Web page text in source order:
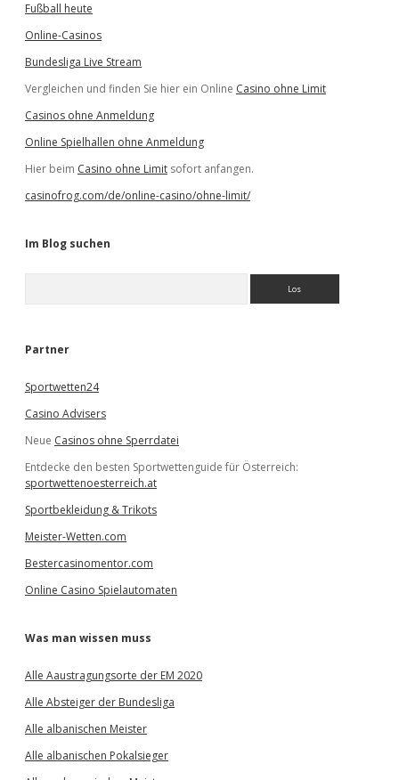
Fußball heute
Online-Casinos
Bundesliga Live Stream
Vergleichen und finden Sie hier ein Online Casino ohne Limit
Casinos ohne Anmeldung
Online Spielhallen ohne Anmeldung
Hier beim Casino ohne Limit sofort anfangen.
casinofrog.com/de/online-casino/ohne-limit/
Im Blog suchen
e
Partner
Sportwetten24
Casino Advisers
Neue Casinos ohne Sperrdatei
Entdecke den besten Sportwettenguide für Österreich:
sportwettenoesterreich.at
Sportbekleidung & Trikots
Meister-Wetten.com
Bestercasinomentor.com
Online Casino Spielautomaten
Was man wissen muss
Alle Aaustragungsorte der EM 2020
Alle Absteiger der Bundesliga
Alle albanischen Meister
Alle albanischen Pokalsieger